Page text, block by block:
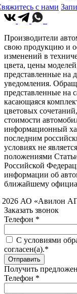
с нами
Производители
свою продукцию и
изменений в
цвета, цены
представленные на
уведомления.
представленные на
касающаяся
цветовых
стоимости
информационный
последним
условиях не
положениями
Российской
информации об
ближайшему
АО «Авилон
Заказать звонок
Телефон *
C условиями
согласен(а).*
Получить
Телефон *